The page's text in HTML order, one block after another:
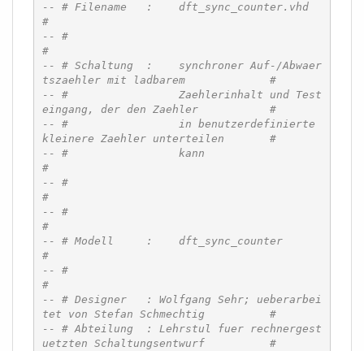
-- # Filename   :    dft_sync_counter.vhd
#
-- #
#
-- # Schaltung  :    synchroner Auf-/Abwaer
tszaehler mit ladbarem             #
-- #                 Zaehlerinhalt und Test
eingang, der den Zaehler           #
-- #                 in benutzerdefinierte
kleinere Zaehler unterteilen       #
-- #                 kann
#
-- #
#
-- #
#
-- # Modell	:    dft_sync_counter
#
-- #
#
-- # Designer   : Wolfgang Sehr; ueberarbei
tet von Stefan Schmechtig          #
-- # Abteilung  : Lehrstul fuer rechnergest
uetzten Schaltungsentwurf          #